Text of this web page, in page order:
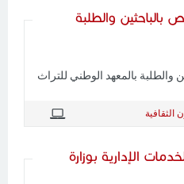
بالباحثين والطلبة
والطلبة بالمعهد الوطني للتراث
الثقافية
الإدارية بوزارة